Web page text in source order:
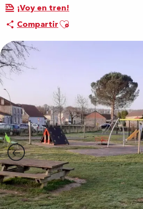
¡Voy en tren!
CompartirAjouter aux favoris